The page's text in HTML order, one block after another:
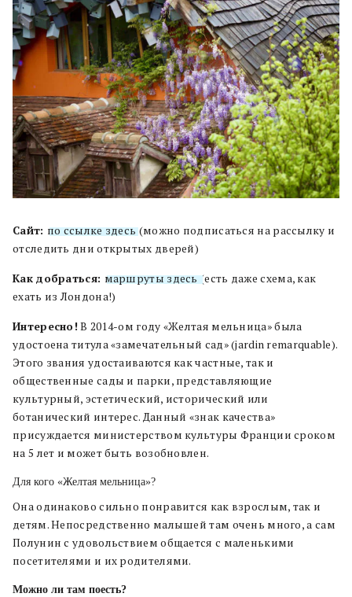
Сайт: по ссылке здесь(можно подписаться на рассылку и
отследить дни открытых дверей)
Как добраться: маршруты здесь(есть даже схема, как
ехать из Лондона!)
Интересно!В 2014-ом году «Желтая мельница» была
удостоена титула «замечательный сад» (jardin remarquable).
Этого звания удостаиваются как частные, так и
общественные сады и парки, представляющие
культурный, эстетический, исторический или
ботанический интерес. Данный «знак качества»
присуждается министерством культуры Франции сроком
на 5 лет и может быть возобновлен.
Для кого «Желтая мельница»?
Она одинаково сильно понравится как взрослым, так и
детям. Непосредственно малышей там очень много, а сам
Полунин с удовольствием общается с маленькими
посетителями и их родителями.
Можно ли там поесть?